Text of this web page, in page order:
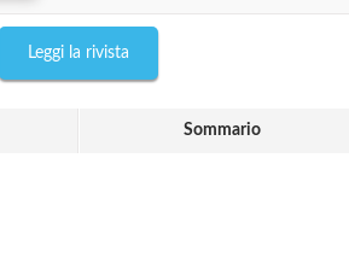
Leggi la rivista
Sommario